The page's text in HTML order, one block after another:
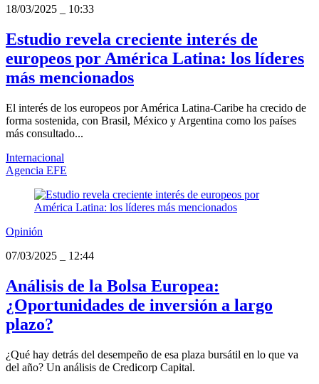
18/03/2025
10:33
Estudio revela creciente interés de
europeos por América Latina: los líderes
más mencionados
El interés de los europeos por América Latina-Caribe ha crecido de
forma sostenida, con Brasil, México y Argentina como los países
más consultado...
Internacional
Agencia EFE
Opinión
07/03/2025
12:44
Análisis de la Bolsa Europea:
¿Oportunidades de inversión a largo
plazo?
¿Qué hay detrás del desempeño de esa plaza bursátil en lo que va
del año? Un análisis de Credicorp Capital.